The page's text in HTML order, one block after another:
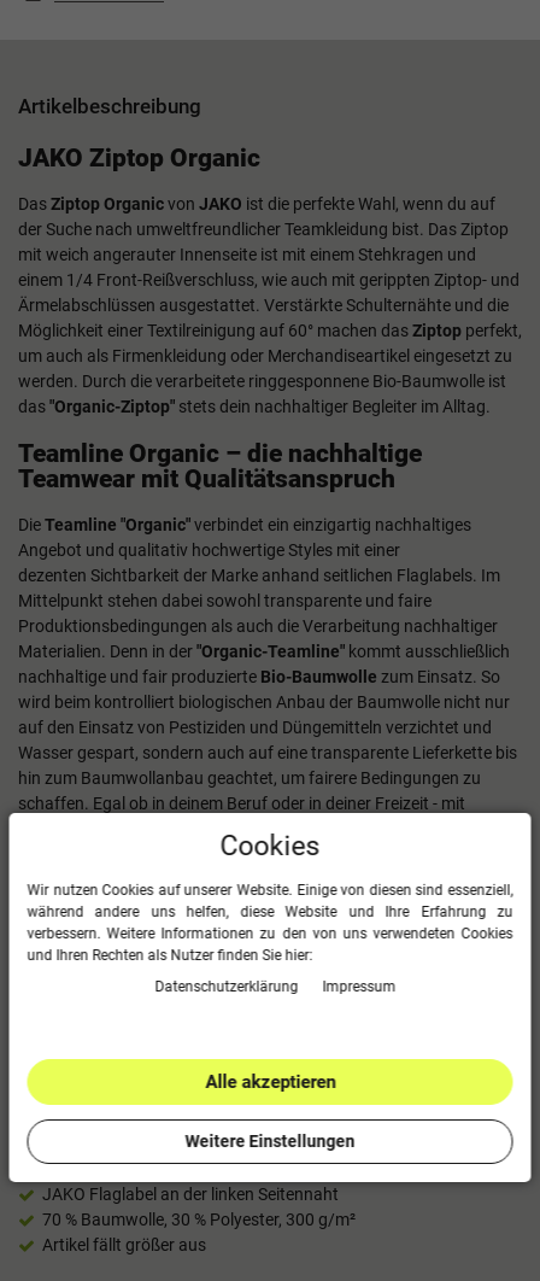
Artikelbeschreibung
JAKO Ziptop Organic
DasZiptop Organicvon JAKO ist die perfekte Wahl, wenn du auf
der Suche nach umweltfreundlicher Teamkleidung bist. Das Ziptop
mit weich angerauter Innenseite ist mit einem Stehkragen und
einem 1/4 Front-Reißverschluss, wie auch mit gerippten Ziptop- und
Ärmelabschlüssen ausgestattet. Verstärkte Schulternähte und die
Möglichkeit einer Textilreinigung auf 60° machen dasZiptop perfekt,
um auch als Firmenkleidung oder Merchandiseartikel eingesetzt zu
werden. Durch die verarbeitete ringgesponnene Bio-Baumwolle ist
das"Organic-Ziptop" stets dein nachhaltiger Begleiter im Alltag.
Teamline Organic – die nachhaltige
Teamwear mit Qualitätsanspruch
DieTeamline "Organic"verbindet ein einzigartig nachhaltiges
Angebot und qualitativ hochwertige Styles mit einer
dezenten Sichtbarkeit der Marke anhand seitlichen Flaglabels. Im
Mittelpunkt stehen dabei sowohl transparente und faire
Produktionsbedingungen als auch die Verarbeitung nachhaltiger
Materialien. Denn in der"Organic-Teamline" kommt ausschließlich
nachhaltige und fair produzierte Bio-Baumwolle zum Einsatz. So
wird beim kontrolliert biologischen Anbau der Baumwolle nicht nur
auf den Einsatz von Pestiziden und Düngemitteln verzichtet und
Wasser gespart, sondern auch auf eine transparente Lieferkette bis
hin zum Baumwollanbau geachtet, um fairere Bedingungen zu
schaffen. Egal ob in deinem Beruf oder in deiner Freizeit - mit
hast du eine echte nachhaltige Alternative,
um dich mit umweltfreundlichen und fair produzierten
Outfits auszustatten.
Im Überblick
Sweat mit weich angerauter Innenseite
Ringgesponnene Bio-Baumwolle
Ziptop- und Ärmelabschluss mit Ripp
Verstärkte Schulternähte
Einlaufvorbehandelt
JAKO Größenlabel im Nacken
JAKO Flaglabel an der linken Seitennaht
70 % Baumwolle, 30 % Polyester, 300 g/m²
Artikel fällt größer aus
Cookies
Wir nutzen Cookies auf unserer Website. Einige von diesen sind essenziell,
während andere uns helfen, diese Website und Ihre Erfahrung zu
verbessern. Weitere Informationen zu den von uns verwendeten Cookies
und Ihren Rechten als Nutzer finden Sie hier:
Daten­schutz­erklärung
Impressum
Alle akzeptieren
Weitere Einstellungen